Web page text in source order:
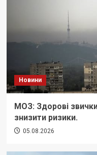
Новини
МОЗ: Здорові
знизити ризики.
05.08.2026